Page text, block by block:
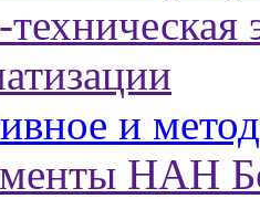
и
НАН